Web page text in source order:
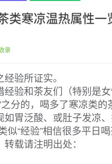
类寒凉温热属性
录
验所证实。
验和茶友们（特别是
分的，喝多了寒凉类
胃泛酸、或肚子发凉、
“经验”相信很多平日
载请注明出处：